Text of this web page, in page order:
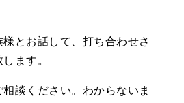
とお話して、打ち合わせさ
ます。
談ください。わからないま